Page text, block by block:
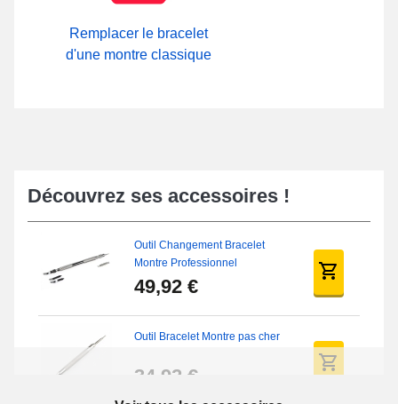
Remplacer le bracelet
d'une montre classique
Découvrez ses accessoires !
Outil Changement Bracelet
Montre Professionnel
49,92 €
Outil Bracelet Montre pas cher
34,92 €